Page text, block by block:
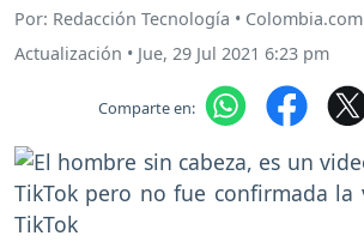
Por: Redacción Tecnología • Colombia.com
Actualización • Jue, 29 Jul 2021 6:23 pm
Comparte en: